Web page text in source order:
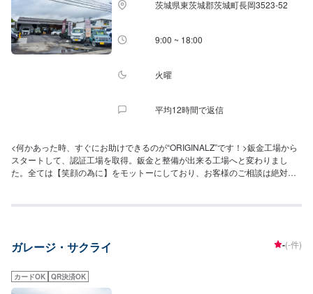
茨城県東茨城郡茨城町長岡3523-52
9:00 ~ 18:00
火曜
平均12時間で返信
<何かあった時、すぐにお助けできるのが“ORIGINALZ”です！>鈑金工場から
スタートして、認証工場を取得。鈑金と整備が出来る工場へと変わりまし
た。全ては【笑顔の為に】をモットーにしており、お客様のご相談は絶対に
定整備工場として、ブレーキサポートのエーミングなどの技術向上を目指し
当店はただ車を修理したり販売するだけでなく、お客様に何かあった時にす
更にトータルサービスを提供することが可能ですので、「車の身近な相談
役」として、お困りの際はお気軽にご相談ください。
ガレージ・サクライ -(-件)
カードOK QR決済OK